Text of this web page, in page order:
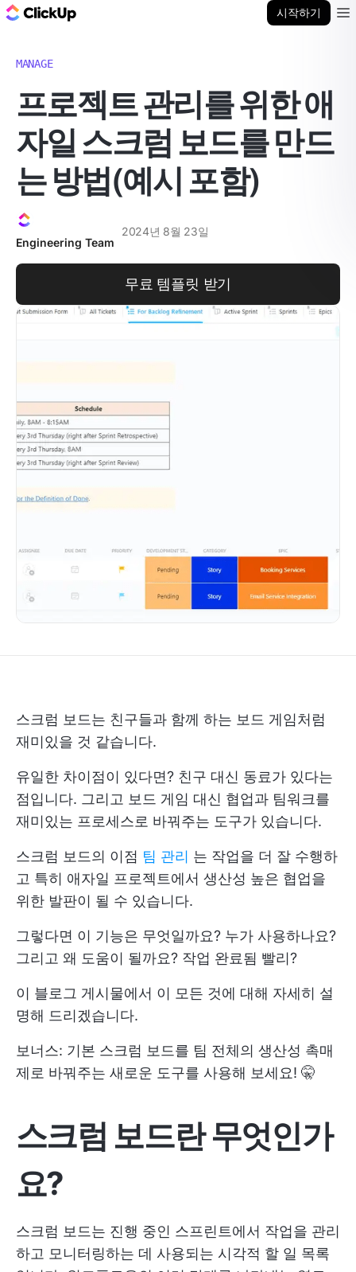
시작하기
MANAGE
프로젝트 관리를 위한 애
자일 스크럼 보드를 만드
는 방법(예시 포함)
Engineering Team
2024년 8월 23일
무료 템플릿 받기
스크럼 보드는 친구들과 함께 하는 보드 게임처럼
재미있을 것 같습니다.
유일한 차이점이 있다면? 친구 대신 동료가 있다는
점입니다. 그리고 보드 게임 대신 협업과 팀워크를
재미있는 프로세스로 바꿔주는 도구가 있습니다.
스크럼 보드의 이점 팀 관리 는 작업을 더 잘 수행하
고 특히 애자일 프로젝트에서 생산성 높은 협업을
위한 발판이 될 수 있습니다.
그렇다면 이 기능은 무엇일까요? 누가 사용하나요?
그리고 왜 도움이 될까요? 작업 완료됨 빨리?
이 블로그 게시물에서 이 모든 것에 대해 자세히 설
명해 드리겠습니다.
보너스: 기본 스크럼 보드를 팀 전체의 생산성 촉매
제로 바꿔주는 새로운 도구를 사용해 보세요! 🤫
스크럼 보드란 무엇인가
요?
스크럼 보드는 진행 중인 스프린트에서 작업을 관리
하고 모니터링하는 데 사용되는 시각적 할 일 목록